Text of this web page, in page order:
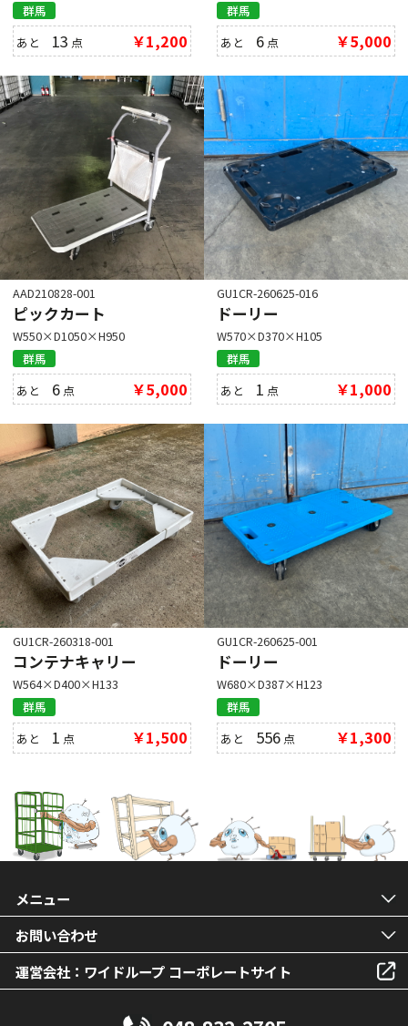
群馬
あと 13 点 ￥1,200
群馬
あと 6 点 ￥5,000
AAD210828-001
ピックカート
W550×D1050×H950
群馬
あと 6 点 ￥5,000
GU1CR-260625-016
ドーリー
W570×D370×H105
群馬
あと 1 点 ￥1,000
GU1CR-260318-001
コンテナキャリー
W564×D400×H133
群馬
あと 1 点 ￥1,500
GU1CR-260625-001
ドーリー
W680×D387×H123
群馬
あと 556 点 ￥1,300
メニュー
お問い合わせ
運営会社：ワイドループ コーポレートサイト